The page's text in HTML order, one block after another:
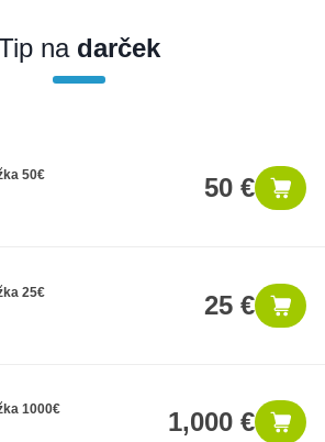
zákazník, musíte sa pred nákupom
podlieha overeniu.
nadarček
50€ 50 €
25€ 25 €
1000€ 1,000 €